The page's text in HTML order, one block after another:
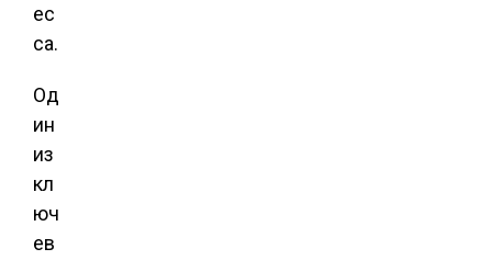
ес
са.
Од
ин
из
кл
юч
ев